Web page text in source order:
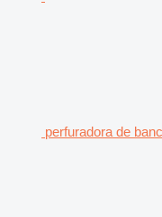
perfuradora de